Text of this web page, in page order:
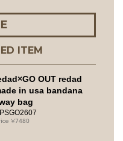
ITEM
OUT redad
in usa bandana
bag
7480